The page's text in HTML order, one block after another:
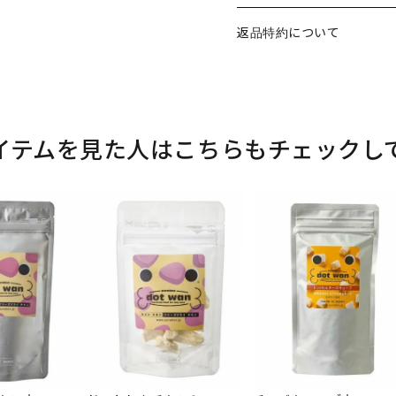
返品特約について
テムを見た人はこちらもチェックし